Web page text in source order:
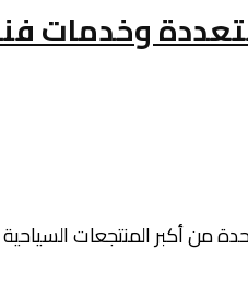
وخدمات
من أكبر المنتجعات